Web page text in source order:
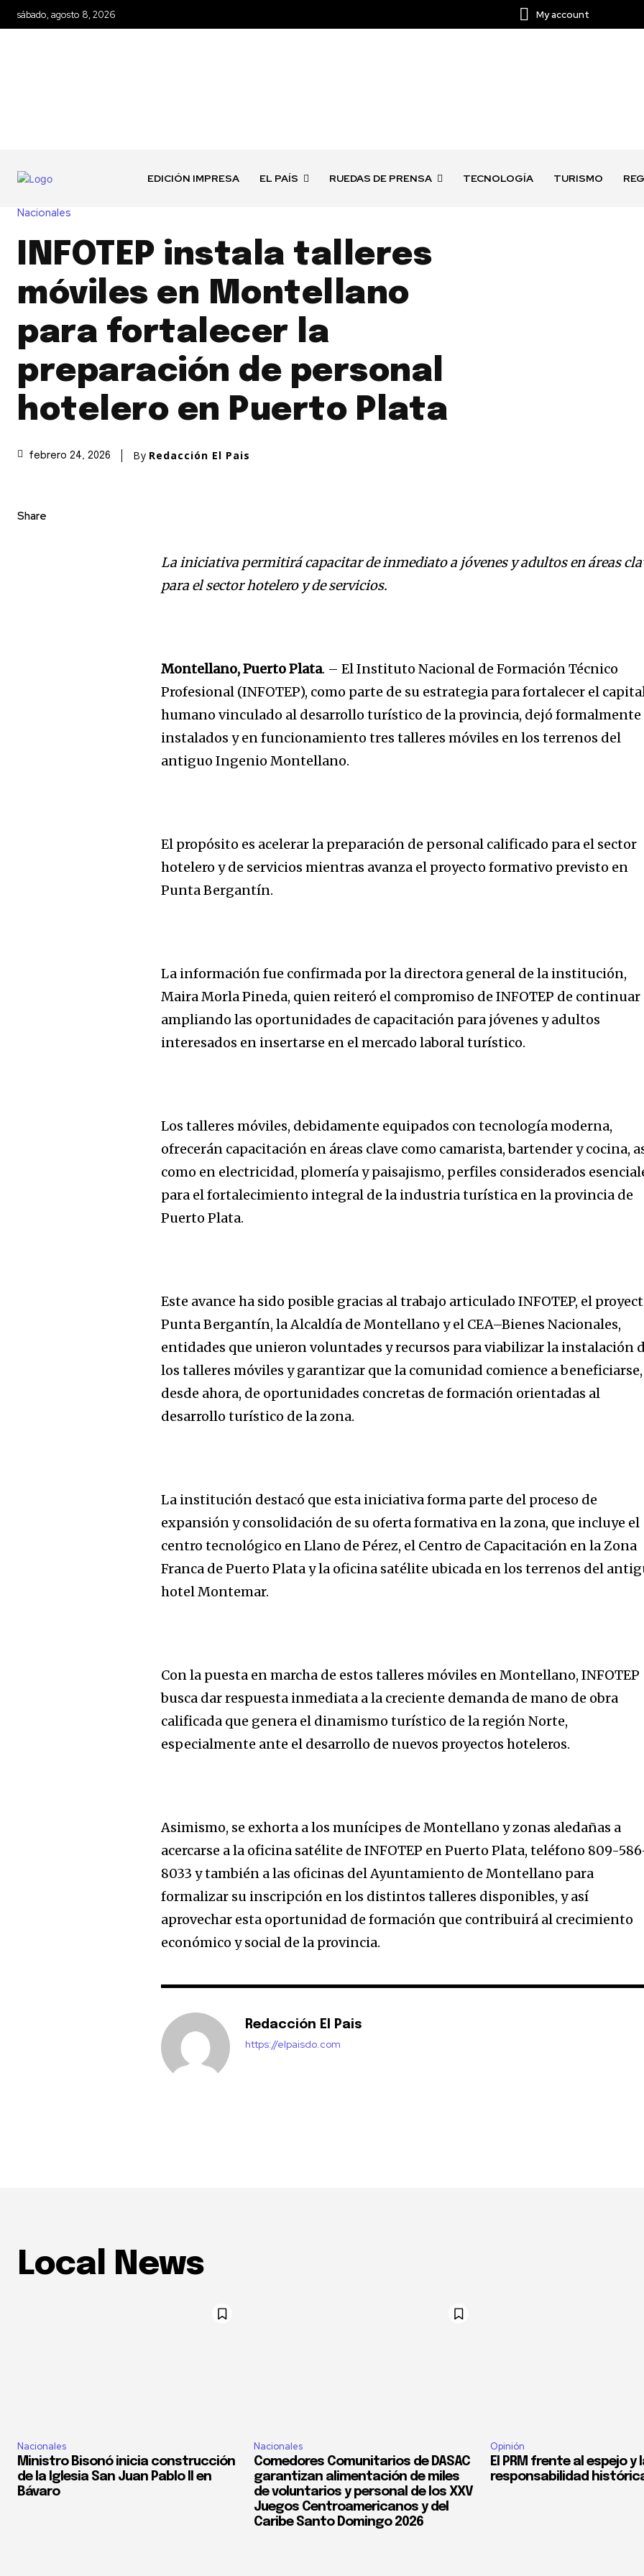
sábado, agosto 8, 2026 My account
EDICIÓN IMPRESA EL PAÍS RUEDAS DE PRENSA TECNOLOGÍA TURISMO
Nacionales
INFOTEP instala talleres
móviles en Montellano
para fortalecer la
preparación de personal
hotelero en Puerto Plata
febrero 24, 2026 By Redacción El Pais
Share
La iniciativa permitirá capacitar de inmediato a jóvenes y adultos en áreas
para el sector hotelero y de servicios.
Montellano, Puerto Plata. – El Instituto Nacional de Formación Técnico
Profesional (INFOTEP), como parte de su estrategia para fortalecer el
humano vinculado al desarrollo turístico de la provincia, dejó formalmente
instalados y en funcionamiento tres talleres móviles en los terrenos del
antiguo Ingenio Montellano.
El propósito es acelerar la preparación de personal calificado para el sector
hotelero y de servicios mientras avanza el proyecto formativo previsto en
Punta Bergantín.
La información fue confirmada por la directora general de la institución,
Maira Morla Pineda, quien reiteró el compromiso de INFOTEP de continuar
ampliando las oportunidades de capacitación para jóvenes y adultos
interesados en insertarse en el mercado laboral turístico.
Los talleres móviles, debidamente equipados con tecnología moderna,
ofrecerán capacitación en áreas clave como camarista, bartender y cocina,
como en electricidad, plomería y paisajismo, perfiles considerados
para el fortalecimiento integral de la industria turística en la provincia de
Puerto Plata.
Este avance ha sido posible gracias al trabajo articulado INFOTEP, el
Punta Bergantín, la Alcaldía de Montellano y el CEA–Bienes Nacionales,
entidades que unieron voluntades y recursos para viabilizar la instalación
los talleres móviles y garantizar que la comunidad comience a beneficiarse,
desde ahora, de oportunidades concretas de formación orientadas al
desarrollo turístico de la zona.
La institución destacó que esta iniciativa forma parte del proceso de
expansión y consolidación de su oferta formativa en la zona, que incluye el
centro tecnológico en Llano de Pérez, el Centro de Capacitación en la Zona
Franca de Puerto Plata y la oficina satélite ubicada en los terrenos del
hotel Montemar.
Con la puesta en marcha de estos talleres móviles en Montellano, INFOTEP
busca dar respuesta inmediata a la creciente demanda de mano de obra
calificada que genera el dinamismo turístico de la región Norte,
especialmente ante el desarrollo de nuevos proyectos hoteleros.
Asimismo, se exhorta a los munícipes de Montellano y zonas aledañas a
acercarse a la oficina satélite de INFOTEP en Puerto Plata, teléfono 809-
8033 y también a las oficinas del Ayuntamiento de Montellano para
formalizar su inscripción en los distintos talleres disponibles, y así
aprovechar esta oportunidad de formación que contribuirá al crecimiento
económico y social de la provincia.
Redacción El Pais
https://elpaisdo.com
Local News
Nacionales
Ministro Bisonó inicia construcción
de la Iglesia San Juan Pablo II en
Bávaro
Nacionales
Comedores Comunitarios de DASAC
garantizan alimentación de miles
de voluntarios y personal de los XXV
Juegos Centroamericanos y del
Caribe Santo Domingo 2026
Opinión
El PRM frente al espejo y
responsabilidad